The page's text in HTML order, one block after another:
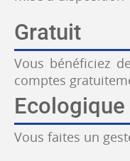
Gratuit
Vous bénéficiez
comptes
Ecologique
Vous faites un